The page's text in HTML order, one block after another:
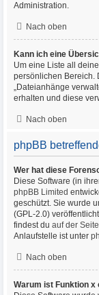
Administration.
Nach oben
Kann ich eine
Um eine Liste all
persönlichen Bereich.
„Dateianhänge
erhalten und diese
Nach oben
phpBB
Wer hat diese
Diese Software (in
phpBB Limited
geschützt. Sie wurde
(GPL-2.0)
findest du auf der
Anlaufstelle ist unter
Nach oben
Warum ist Funktion x